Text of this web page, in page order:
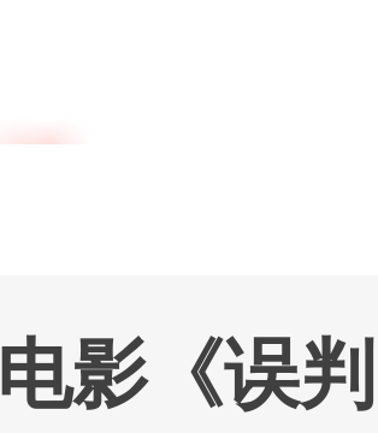
影《误